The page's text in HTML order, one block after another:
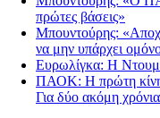
πρώτες βάσεις»
Μπουντούρης:
να μην υπάρχει
Ευρωλίγκα: Η
ΠΑΟΚ: Η πρώτη
Για δύο ακόμη